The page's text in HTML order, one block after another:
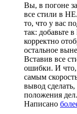
Вы, в погоне
все стили в
то, что у вас
так: добавьте
корректно
остальное
Вставив все
ошибки. И что,
самым
вывод
положения дел.
Написано